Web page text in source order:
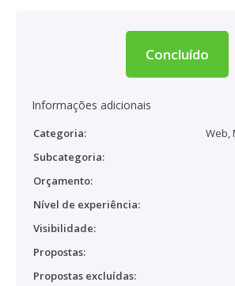
Concluído
Informações adicionais
Categoria:
Web,
Subcategoria:
Orçamento:
Nível de experiência:
Visibilidade:
Propostas:
Propostas excluídas: